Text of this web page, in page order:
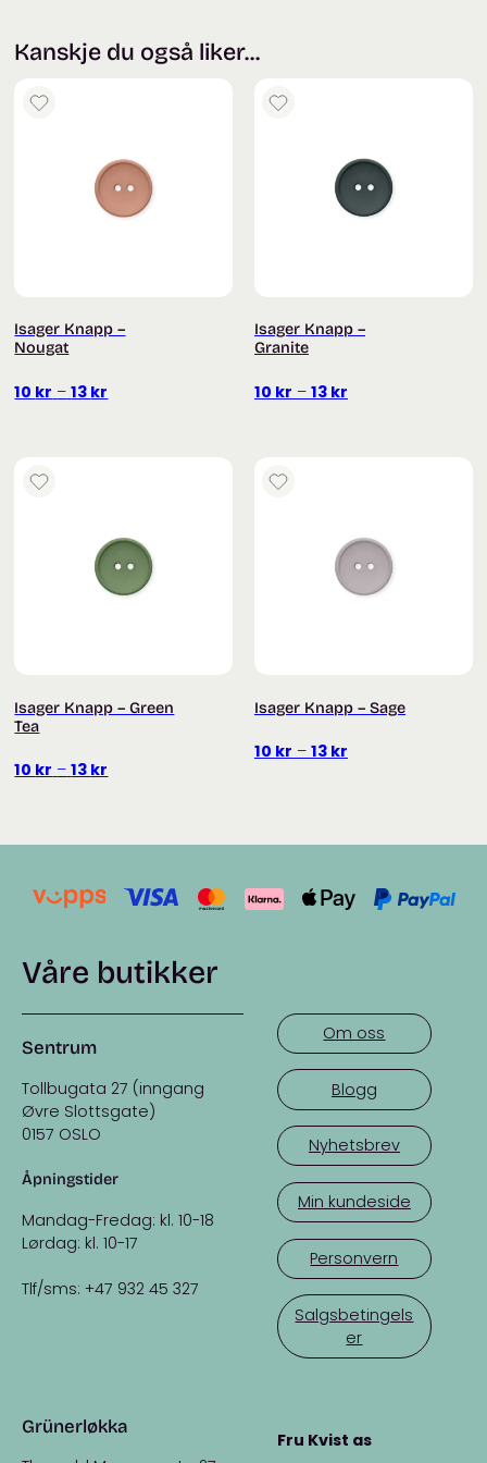
Kanskje du også liker...
Isager Knapp –
Nougat
10 kr – 13 kr
Isager Knapp –
Granite
10 kr – 13 kr
Isager Knapp – Green
Tea
10 kr – 13 kr
Isager Knapp – Sage
10 kr – 13 kr
Våre butikker
Sentrum
Tollbugata 27 (inngang
Øvre Slottsgate)
0157 OSLO
Åpningstider
Mandag-Fredag: kl. 10-18
Lørdag: kl. 10-17
Tlf/sms: +47 932 45 327
Grünerløkka
Om oss
Blogg
Nyhetsbrev
Min kundeside
Personvern
Salgsbetingels
er
Fru Kvist as